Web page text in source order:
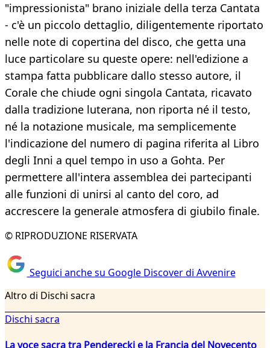
"impressionista" brano iniziale della terza Cantata
- c'è un piccolo dettaglio, diligentemente riportato
nelle note di copertina del disco, che getta una
luce particolare su queste opere: nell'edizione a
stampa fatta pubblicare dallo stesso autore, il
Corale che chiude ogni singola Cantata, ricavato
dalla tradizione luterana, non riporta né il testo,
né la notazione musicale, ma semplicemente
l'indicazione del numero di pagina riferita al Libro
degli Inni a quel tempo in uso a Gohta. Per
permettere all'intera assemblea dei partecipanti
alle funzioni di unirsi al canto del coro, ad
accrescere la generale atmosfera di giubilo finale.
© RIPRODUZIONE RISERVATA
Seguici anche su Google Discover di Avvenire
Altro di Dischi sacra
Dischi sacra
La voce sacra tra Penderecki e la Francia del Novecento